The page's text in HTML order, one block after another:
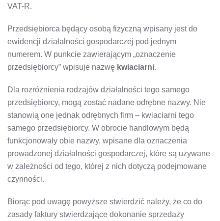
VAT-R.
Przedsiębiorca będący osobą fizyczną wpisany jest do
ewidencji działalności gospodarczej pod jednym
numerem. W punkcie zawierającym „oznaczenie
przedsiębiorcy” wpisuje nazwę kwiaciarni.
Dla rozróżnienia rodzajów działalności tego samego
przedsiębiorcy, mogą zostać nadane odrębne nazwy. Nie
stanowią one jednak odrębnych firm – kwiaciarni tego
samego przedsiębiorcy. W obrocie handlowym będą
funkcjonowały obie nazwy, wpisane dla oznaczenia
prowadzonej działalności gospodarczej, które są używane
w zależności od tego, której z nich dotyczą podejmowane
czynności.
Biorąc pod uwagę powyższe stwierdzić należy, że co do
zasady faktury stwierdzające dokonanie sprzedaży